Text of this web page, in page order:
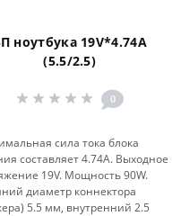
ноутбука 19V*4.74A
(5.5/2.5)
0
сила тока блока
составляет 4.74A. Выходное
19V. Мощность 90W.
диаметр коннектора
5.5 мм, внутренний 2.5